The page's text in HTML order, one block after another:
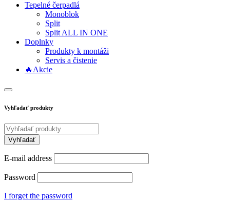
Tepelné čerpadlá
Monoblok
Split
Split ALL IN ONE
Doplnky
Produkty k montáži
Servis a čistenie
🔥Akcie
Vyhľadať produkty
E-mail address
Password
I forget the password